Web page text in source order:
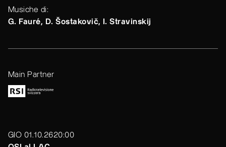
Musiche di:
G. Fauré, D. Šostakovič, I. Stravinskij
Main Partner
GIO 01.10.2620:00